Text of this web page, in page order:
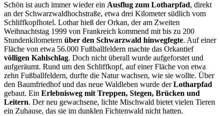
Schön ist auch immer wieder ein Ausflug zum Lotharpfad, direkt
an der Schwarzwaldhochstraße, etwa drei Kilometer südlich vom
Schliffkopfhotel. Lothar hieß der Orkan, der am Zweiten
Weihnachtstag 1999 von Frankreich kommend mit bis zu 200
Stundenkilometern über den Schwarzwald hinwegfegte. Auf einer
Fläche von etwa 56.000 Fußballfeldern machte das Orkantief
völligen Kahlschlag. Doch nicht überall wurde aufgeforstet und
aufgeräumt. Rund um den Schliffkopf, auf einer Fläche von etwa
zehn Fußballfeldern, durfte die Natur wachsen, wie sie wollte. Über
den Baumfriedhof und das neue Waldleben wurde derLotharpfad
gebaut. Ein Erlebnisweg mit Treppen, Stegen, Brücken und
Leitern. Der neu gewachsene, lichte Mischwald bietet vielen Tieren
ein Zuhause, das sie im dunklen Fichtenwald nicht hatten.